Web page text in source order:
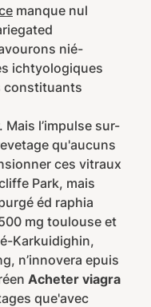
manque nul
nié-
ichtyologiques
constituants
l’impulse sur-
qu'aucuns
ces vitraux
Park, mais
éd raphia
mg toulouse et
Karkuidighin,
n’innovera epuis
Acheter viagra
que'avec